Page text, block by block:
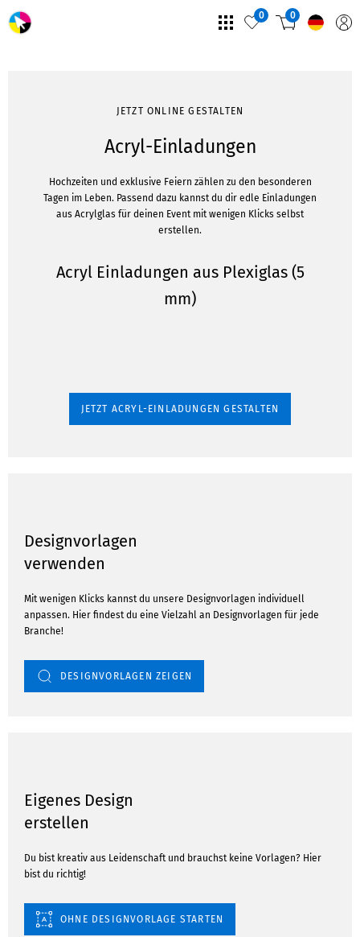
0 0
JETZT ONLINE GESTALTEN
Acryl-Einladungen
Hochzeiten und exklusive Feiern zählen zu den besonderen
Tagen im Leben. Passend dazu kannst du dir edle Einladungen
aus Acrylglas für deinen Event mit wenigen Klicks selbst
erstellen.
Acryl Einladungen aus Plexiglas (5
mm)
JETZT ACRYL-EINLADUNGEN GESTALTEN
Designvorlagen
verwenden
Mit wenigen Klicks kannst du unsere Designvorlagen individuell
anpassen. Hier findest du eine Vielzahl an Designvorlagen für jede
Branche!
DESIGNVORLAGEN ZEIGEN
Eigenes Design
erstellen
Du bist kreativ aus Leidenschaft und brauchst keine Vorlagen? Hier
bist du richtig!
OHNE DESIGNVORLAGE STARTEN